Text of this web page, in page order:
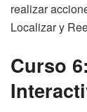
realizar
Localizar y
Curso